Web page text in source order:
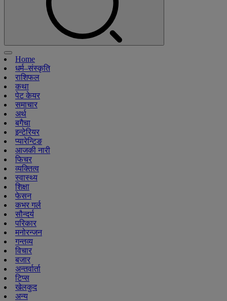
Home
धर्म–संस्कृति
राशिफल
कथा
पेट केयर
समाचार
अर्थ
बगैचा
इन्टेरियर
प्यारेन्टिङ
आजकी नारी
फिचर
व्यक्तित्व
स्वास्थ्य
शिक्षा
फेसन
कभर गर्ल
सौन्दर्य
परिकार
मनोरन्जन
गन्तव्य
विचार
बजार
अन्तर्वार्ता
टिप्स
खेलकुद
अन्य